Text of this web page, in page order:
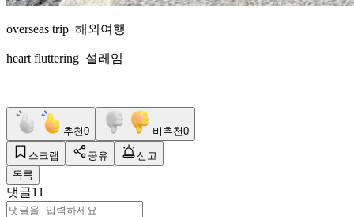
overseas trip 해외여행
heart fluttering 설레임
추천0 비추천0
스크랩 공유
신고
목록
댓글11